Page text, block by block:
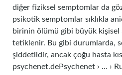
diğer fiziksel semptomlar da
psikotik semptomlar sıklıkla
birinin ölümü gibi büyük kişisel
tetiklenir. Bu gibi durumlarda,
şiddetlidir, ancak çoğu hasta
psychenet.dePsychenet › … ›